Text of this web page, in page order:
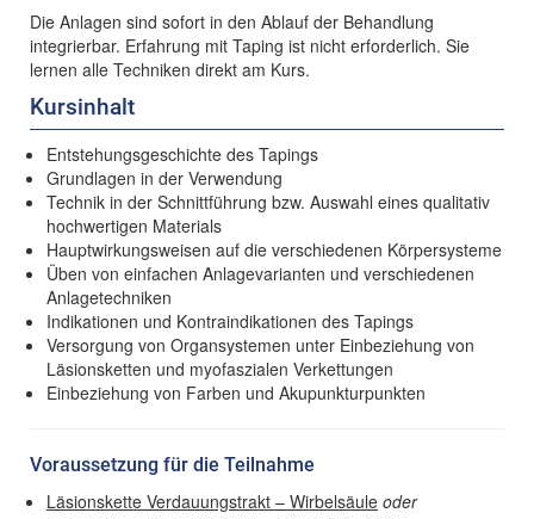
Die Anlagen sind sofort in den Ablauf der Behandlung
integrierbar. Erfahrung mit Taping ist nicht erforderlich. Sie
lernen alle Techniken direkt am Kurs.
Kursinhalt
Entstehungsgeschichte des Tapings
Grundlagen in der Verwendung
Technik in der Schnittführung bzw. Auswahl eines qualitativ
hochwertigen Materials
Hauptwirkungsweisen auf die verschiedenen Körpersysteme
Üben von einfachen Anlagevarianten und verschiedenen
Anlagetechniken
Indikationen und Kontraindikationen des Tapings
Versorgung von Organsystemen unter Einbeziehung von
Läsionsketten und myofaszialen Verkettungen
Einbeziehung von Farben und Akupunkturpunkten
Voraussetzung für die Teilnahme
Läsionskette Verdauungstrakt – Wirbelsäule oder